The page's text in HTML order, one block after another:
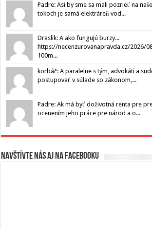
Padre: Asi by sme sa mali pozrieť na
tokoch je samá elektráreň vod...
Draslik: A ako fungujú burzy...
https://necenzurovanapravda.cz/2026/
100m...
korbáč: A paralelne s tým, advokáti a
postupovať v súlade so zákonom,...
Padre: Ak má byť doživotná renta pre
ocenením jeho práce pre národ a o...
Navštívte nás aj na Facebooku